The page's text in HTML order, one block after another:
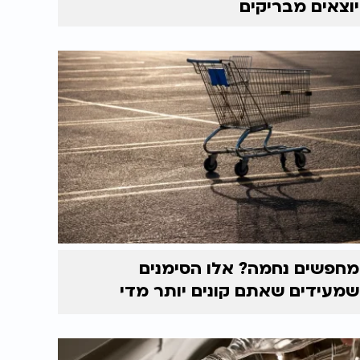
יוצאים מבריקים
מחפשים נחמה? אלו הסימנים
שמעידים שאתם קונים יותר מדי